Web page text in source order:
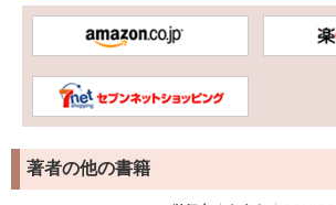
著者の他の書籍